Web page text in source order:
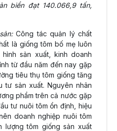
biển đạt 140.066,9 tấn,
Công tác quản lý chất
là giống tôm bố mẹ luôn
sản xuất, kinh doanh
từ đầu năm đến nay gặp
tiêu thụ tôm giống tăng
tư sản xuất. Nguyên nhân
phẩm trên cả nước gặp
tư nuôi tôm ổn định, hiệu
doanh nghiệp nuôi tôm
lượng tôm giống sản xuất